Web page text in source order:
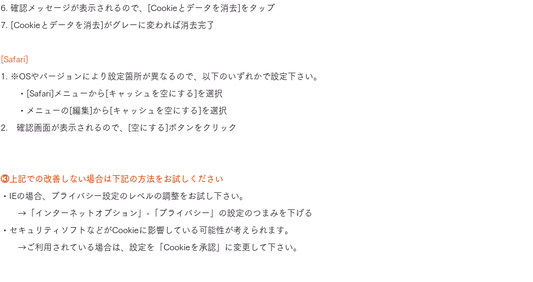
6. 確認メッセージが表示されるので、[Cookieとデータを消去]をタップ
7. [Cookieとデータを消去]がグレーに変われば消去完了
[Safari]
1. ※OSやバージョンにより設定箇所が異なるので、以下のいずれかで設定下さい。
・[Safari]メニューから[キャッシュを空にする]を選択
・メニューの[編集]から[キャッシュを空にする]を選択
2. 確認画面が表示されるので、[空にする]ボタンをクリック
③上記での改善しない場合は下記の方法をお試しください
・IEの場合、プライバシー設定のレベルの調整をお試し下さい。
→「インターネットオプション」-「プライバシー」の設定のつまみを下げる
・セキュリティソフトなどがCookieに影響している可能性が考えられます。
→ご利用されている場合は、設定を「Cookieを承認」に変更して下さい。